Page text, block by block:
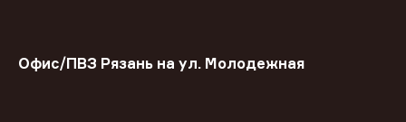
Офис/ПВЗ Рязань на ул. Молодежная